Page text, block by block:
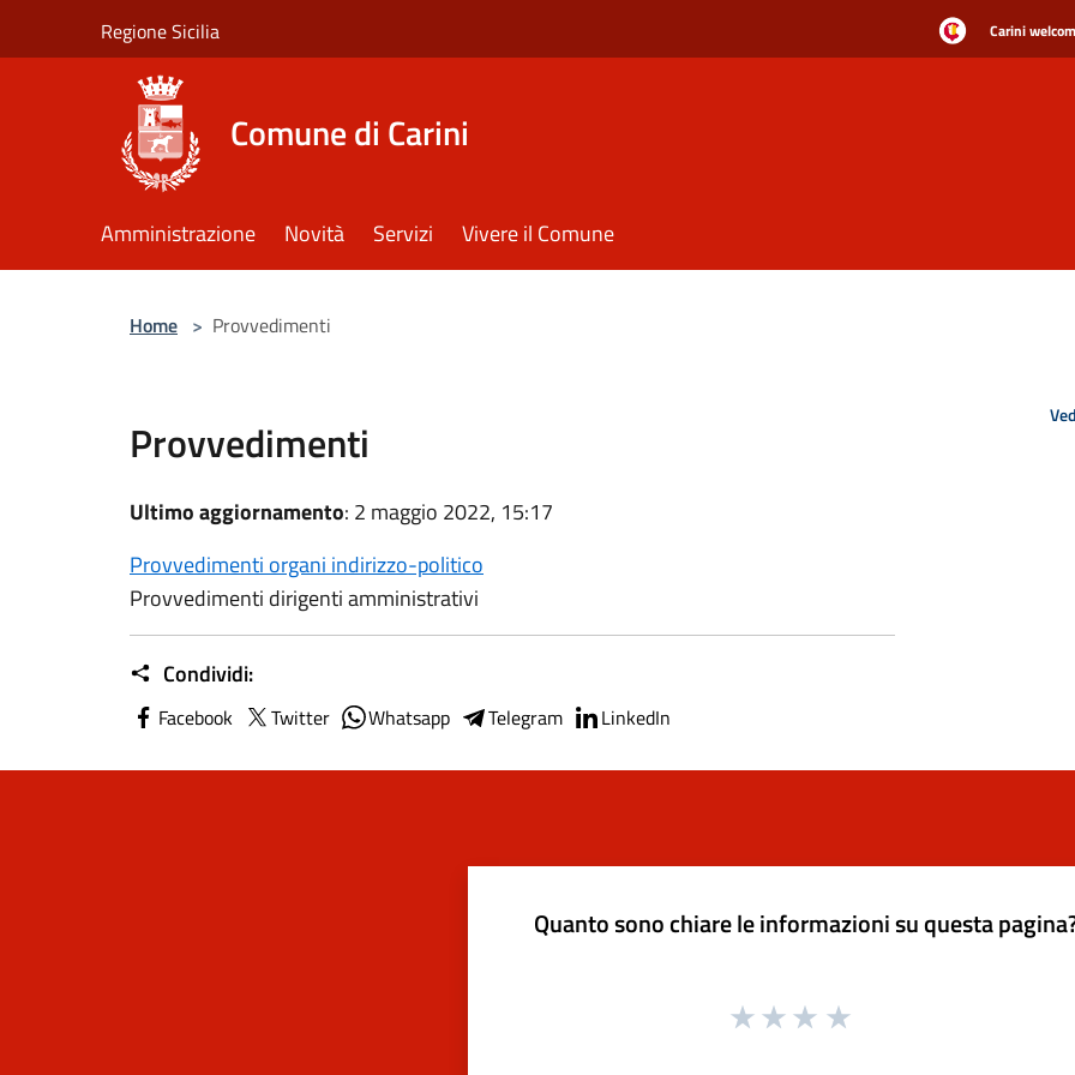
Regione Sicilia Carini
Comune di Carini
Amministrazione Novità Servizi Vivere il Comune
Home > Provvedimenti
Provvedimenti
Ultimo aggiornamento: 2 maggio 2022, 15:17
Provvedimenti organi indirizzo-politico
Provvedimenti dirigenti amministrativi
Condividi:
Facebook Twitter Whatsapp Telegram LinkedIn
Quanto sono chiare le informazioni su questa